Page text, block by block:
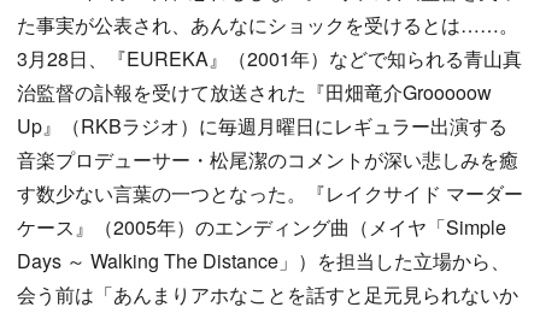
た事実が公表され、あんなにショックを受けるとは……。
3月28日、『EUREKA』（2001年）などで知られる青山真
治監督の訃報を受けて放送された『田畑竜介Grooooow
Up』（RKBラジオ）に毎週月曜日にレギュラー出演する
音楽プロデューサー・松尾潔のコメントが深い悲しみを癒
す数少ない言葉の一つとなった。『レイクサイド マーダー
ケース』（2005年）のエンディング曲（メイヤ「Simple
Days ～ Walking The Distance」）を担当した立場から、
会う前は「あんまりアホなことを話すと足元見られないか